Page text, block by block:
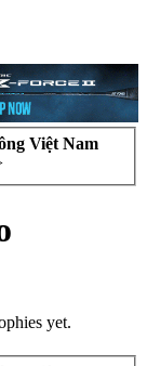
Việt Nam
yet.